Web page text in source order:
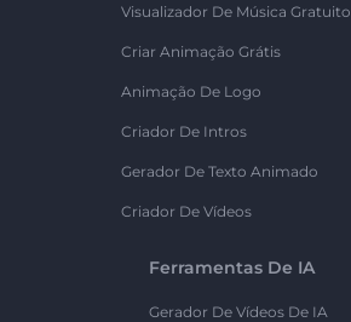
Visualizador De Música Gratuito
Criar Animação Grátis
Animação De Logo
Criador De Intros
Gerador De Texto Animado
Criador De Vídeos
Ferramentas De IA
Gerador De Vídeos De IA